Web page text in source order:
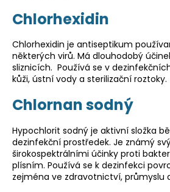
Chlorhexidin
Chlorhexidin je antiseptikum
některých virů. Má dlouhodobý
sliznicích. Používá se v
kůži, ústní vody a sterilizační roztoky.
Chlornan sodný
Hypochlorit sodný je aktivní složka
dezinfekční prostředek. Je známý
širokospektrálními účinky proti
plísním. Používá se k dezinfekci
zejména ve zdravotnictví, průmyslu